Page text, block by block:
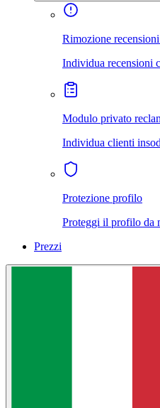
Rimozione
Individua recensioni
Modulo privato
Individua clienti
Protezione profilo
Proteggi il profilo da
Prezzi